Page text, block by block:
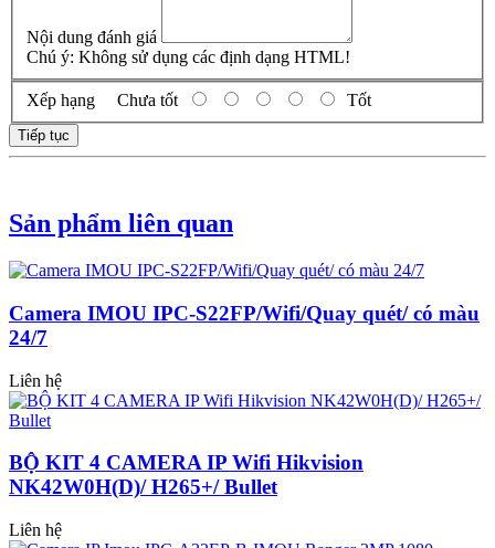
Nội dung đánh giá
Chú ý: Không sử dụng các định dạng HTML!
Xếp hạng Chưa tốt Tốt
Tiếp tục
Sản phẩm liên quan
Camera IMOU IPC-S22FP/Wifi/Quay quét/ có màu
24/7
Liên hệ
BỘ KIT 4 CAMERA IP Wifi Hikvision
NK42W0H(D)/ H265+/ Bullet
Liên hệ